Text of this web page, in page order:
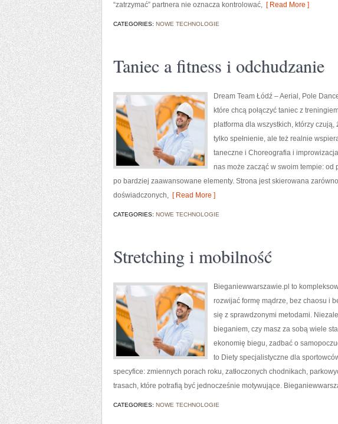
“zatrzymać” partnera nie oznacza kontrolować, [ Read More ]
CATEGORIES: NOWE TECHNOLOGIE
Taniec a fitness i odchudzanie
Dream Team Łódź – Aerial, Pole
które chcą połączyć taniec z
platforma dla wszystkich, którzy
tylko spełnienie, ale też realnie
taneczne i Choreografia i
nas może zacząć w swoim tempie:
po bardziej zaawansowane elementy. Strona jest skierowana
doświadczonych, [ Read More ]
CATEGORIES: NOWE TECHNOLOGIE
Stretching i mobilność
Bieganiewwarszawie.pl to
rozwijać formę mądrze, bez chaosu i
się z sprawdzonymi metodami.
bieganiem, czy masz za sobą wiele
ekonomię biegu, zadbać o
to Diety specjalistyczne dla
specyfice: zmiennych porach roku, zatłoczonych chodnikach,
trasach, które potrafią być jednocześnie motywujące.
CATEGORIES: NOWE TECHNOLOGIE